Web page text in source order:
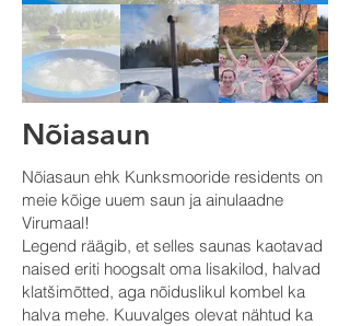
Nõiasaun
Nõiasaun ehk Kunksmooride residents on
meie kõige uuem saun ja ainulaadne
Virumaal!
Legend räägib, et selles saunas kaotavad
naised eriti hoogsalt oma lisakilod, halvad
klatšimõtted, aga nõiduslikul kombel ka
halva mehe. Kuuvalges olevat nähtud ka